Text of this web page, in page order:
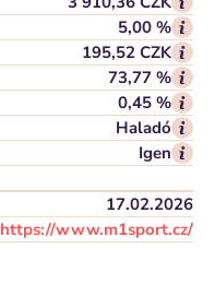
5,00 %
195,52 CZK
73,77 %
0,45 %
Haladó
Igen
17.02.2026
https://www.m1sport.cz/